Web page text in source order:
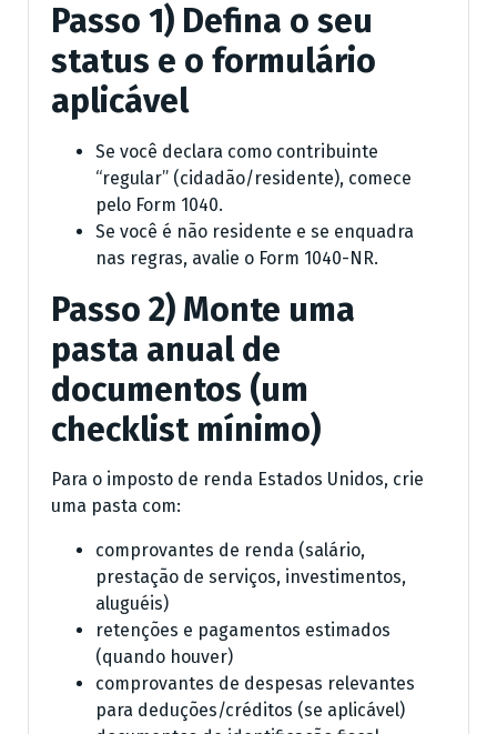
Passo 1) Defina o seu
status e o formulário
aplicável
Se você declara como contribuinte
“regular” (cidadão/residente), comece
pelo Form 1040.
Se você é não residente e se enquadra
nas regras, avalie o Form 1040-NR.
Passo 2) Monte uma
pasta anual de
documentos (um
checklist mínimo)
Para o imposto de renda Estados Unidos, crie
uma pasta com:
comprovantes de renda (salário,
prestação de serviços, investimentos,
aluguéis)
retenções e pagamentos estimados
(quando houver)
comprovantes de despesas relevantes
para deduções/créditos (se aplicável)